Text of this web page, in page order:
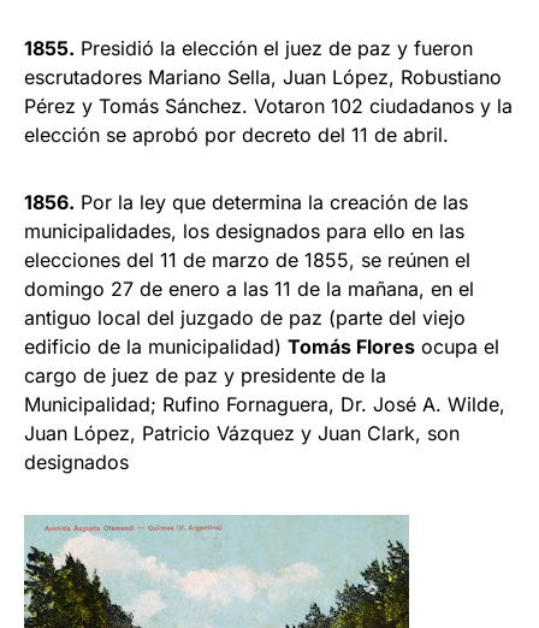
1855. Presidió la elección el juez de paz y fueron
escru­tadores Mariano Sella, Juan López, Robustiano
Pérez y Tomás Sánchez. Votaron 102 ciudadanos y la
elección se aprobó por decreto del 11 de abril.
1856. Por la ley que determina la creación de las
municipalidades, los designados para ello en las
elecciones del 11 de marzo de 1855, se reúnen el
domingo 27 de enero a las 11 de la mañana, en el
antiguo local del juzgado de paz (parte del viejo
edificio de la munici­palidad) Tomás Flores ocupa el
cargo de juez de paz y presidente de la
Municipalidad; Rufino Fornaguera, Dr. José A. Wilde,
Juan López, Patricio Vázquez y Juan Clark, son
designados